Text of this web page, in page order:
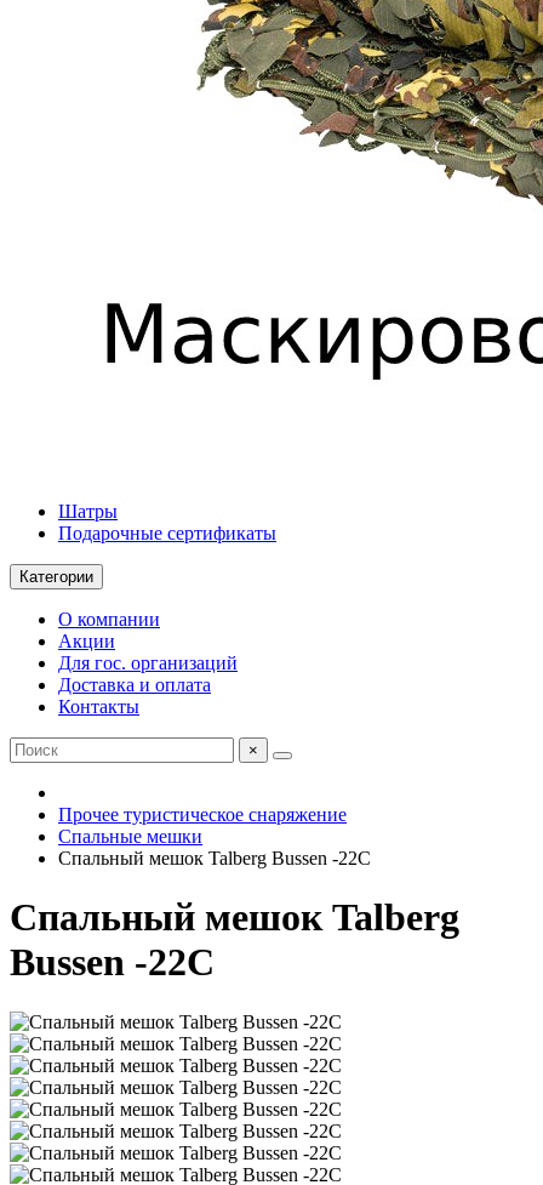
Шатры
Подарочные сертификаты
Категории
О компании
Акции
Для гос. организаций
Доставка и оплата
Контакты
×
Прочее туристическое снаряжение
Спальные мешки
Спальный мешок Talberg Bussen -22C
Спальный мешок Talberg
Bussen -22C